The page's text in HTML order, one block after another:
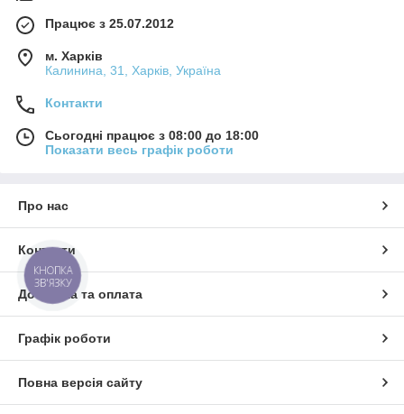
Працює з 25.07.2012
м. Харків
Калинина, 31, Харків, Україна
Контакти
Сьогодні працює з 08:00 до 18:00
Показати весь графік роботи
Про нас
Контакти
Доставка та оплата
Графік роботи
Повна версія сайту
КНОПКА
ЗВ'ЯЗКУ